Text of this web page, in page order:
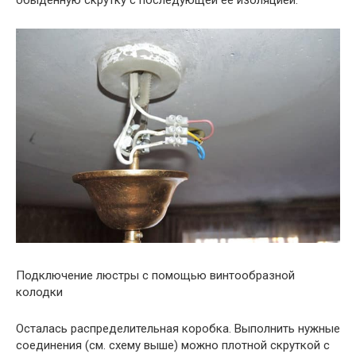
Подключение люстры с помощью винтообразной
колодки
Осталась распределительная коробка. Выполнить нужные
соединения (см. схему выше) можно плотной скруткой с